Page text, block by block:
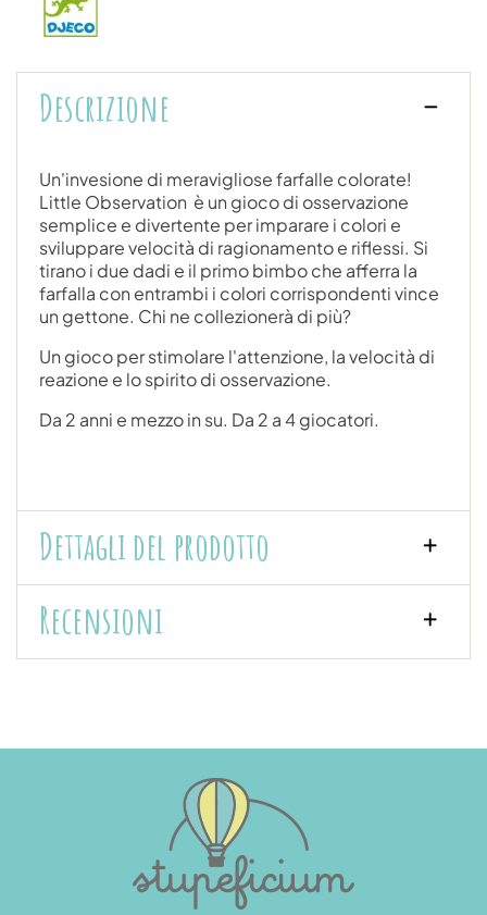
Descrizione
Un'invesione di meravigliose farfalle colorate!
Little Observation è un gioco di osservazione
semplice e divertente per imparare i colori e
sviluppare velocità di ragionamento e riflessi. Si
tirano i due dadi e il primo bimbo che afferra la
farfalla con entrambi i colori corrispondenti vince
un gettone. Chi ne collezionerà di più?
Un gioco per stimolare l'attenzione, la velocità di
reazione e lo spirito di osservazione.
Da 2 anni e mezzo in su. Da 2 a 4 giocatori.
Dettagli del prodotto
Recensioni